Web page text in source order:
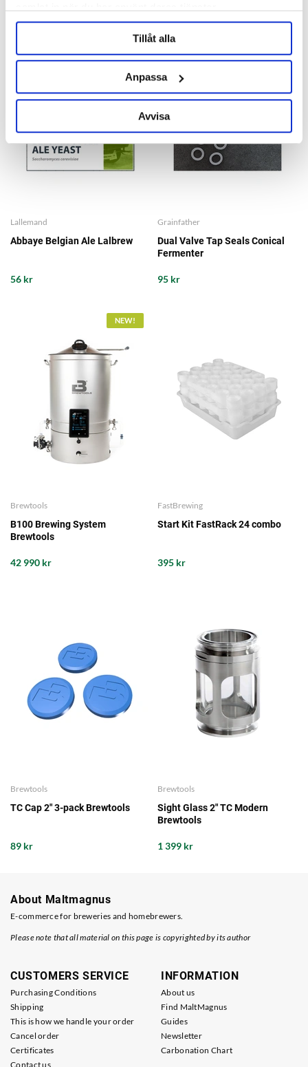
Tillåt alla
Anpassa
Avvisa
OTHERS ALSO BOUGHT
Lallemand
Abbaye Belgian Ale Lalbrew
56 kr
Grainfather
Dual Valve Tap Seals Conical
Fermenter
95 kr
NEW!
Brewtools
B100 Brewing System
Brewtools
42 990 kr
FastBrewing
Start Kit FastRack 24 combo
395 kr
Brewtools
TC Cap 2" 3-pack Brewtools
89 kr
Brewtools
Sight Glass 2" TC Modern
Brewtools
1 399 kr
About Maltmagnus
E-commerce for breweries and homebrewers.
Please note that all material on this page is copyrighted by its author
CUSTOMERS SERVICE
Purchasing Conditions
Shipping
This is how we handle your order
Cancel order
Certificates
Contact us
INFORMATION
About us
Find MaltMagnus
Guides
Newsletter
Carbonation Chart